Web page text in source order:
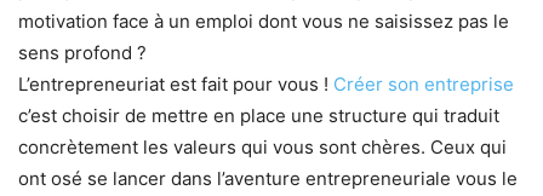
motivation face à un emploi dont vous ne saisissez pas le
sens profond ?
L’entrepreneuriat est fait pour vous ! Créer son entreprise
c’est choisir de mettre en place une structure qui traduit
concrètement les valeurs qui vous sont chères. Ceux qui
ont osé se lancer dans l’aventure entrepreneuriale vous le